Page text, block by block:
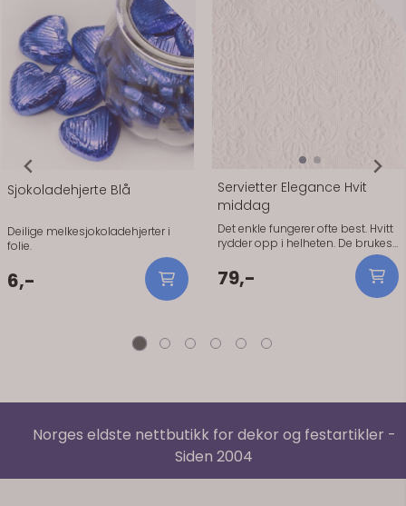
Sjokoladehjerte Blå
Deilige melkesjokoladehjerter i
folie.
6,-
Servietter Elegance Hvit
middag
Det enkle fungerer ofte best. Hvitt
rydder opp i helheten. De brukes
når du vil ha et rent og oversiktlig
bord. Holder seg pene gjennom
middagen og er enkle å brette.
eller pynt som skal synes.
Elegance
79,-
Norges eldste nettbutikk for dekor og festartikler -
Siden 2004